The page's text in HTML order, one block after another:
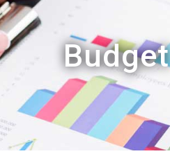
Budget